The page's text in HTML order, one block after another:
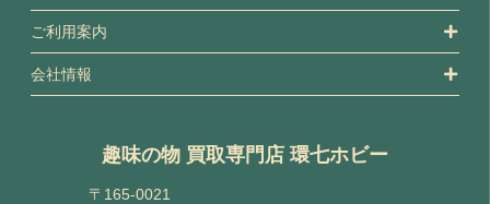
ご利用案内
会社情報
趣味の物 買取専門店 環七ホビー
〒165-0021